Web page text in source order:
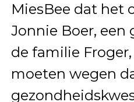
MiesBee dat het
Jonnie Boer, een
de familie
moeten wegen